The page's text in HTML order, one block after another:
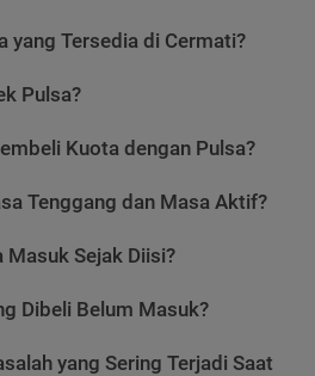
yang Tersedia di Cermati?
Pulsa?
Kuota dengan Pulsa?
Tenggang dan Masa Aktif?
Masuk Sejak Diisi?
Dibeli Belum Masuk?
yang Sering Terjadi Saat